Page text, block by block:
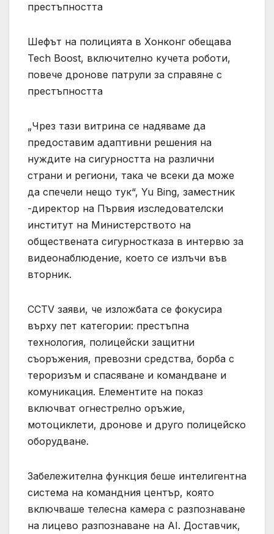
престъпността
Шефът на полицията в Хонконг обещава
Tech Boost, включително кучета роботи,
повече дронове патрули за справяне с
престъпността
„Чрез тази витрина се надяваме да
предоставим адаптивни решения на
нуждите на сигурността на различни
страни и региони, така че всеки да може
да спечели нещо тук“, Yu Bing, заместник
-директор на Първия изследователски
институт на Министерството на
обществената сигурностказа в интервю за
видеонаблюдение, което се излъчи във
вторник.
CCTV заяви, че изложбата се фокусира
върху пет категории: престъпна
технология, полицейски защитни
съоръжения, превозни средства, борба с
тероризъм и спасяване и командване и
комуникация. Елементите на показ
включват огнестрелно оръжие,
мотоциклети, дронове и друго полицейско
оборудване.
Забележителна функция беше интелигентна
система на командния център, която
включваше телесна камера с разпознаване
на лицево разпознаване на AI. Доставчик,